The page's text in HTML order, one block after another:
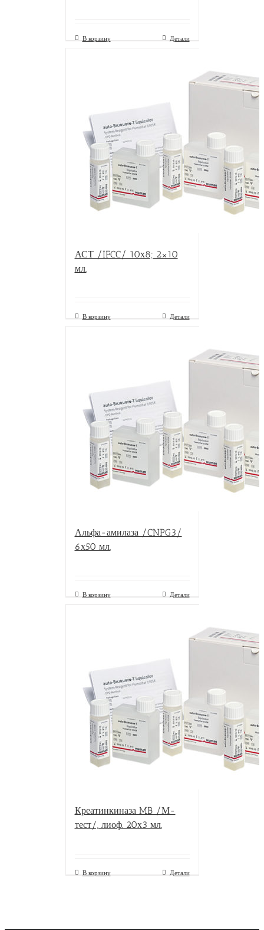
В корзину Детали
АСТ /IFCC/ 10х8; 2×10
мл.
В корзину Детали
Альфа-амилаза /CNPG3/
6х50 мл.
В корзину Детали
Креатинкиназа MB /М-
тест/, лиоф. 20х3 мл.
В корзину Детали